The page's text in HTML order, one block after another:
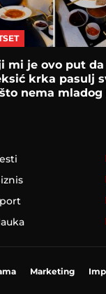
mi je ovo put da
krka pasulj
nema mladog
Marketing